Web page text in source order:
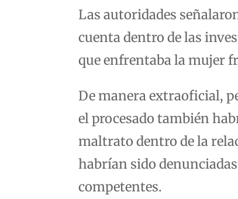
Las autoridades
cuenta dentro de las
que enfrentaba la mujer
De manera extraoficial,
el procesado también
maltrato dentro de la
habrían sido
competentes.